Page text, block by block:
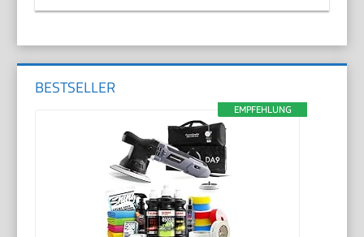
BESTSELLER
EMPFEHLUNG